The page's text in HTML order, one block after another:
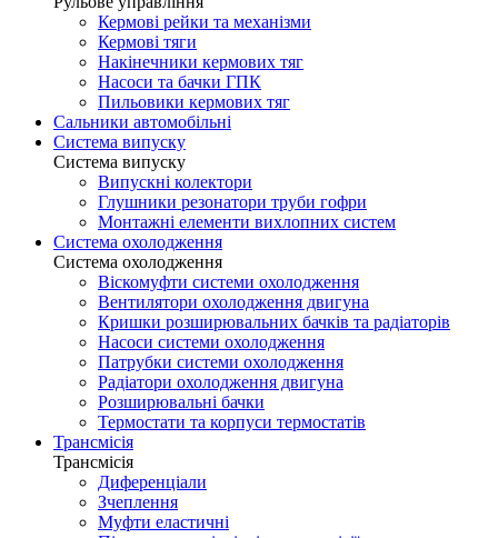
Кермові рейки та механізми
Кермові тяги
Накінечники кермових тяг
Насоси та бачки ГПК
Пильовики кермових тяг
Сальники автомобільні
Система випуску
Система випуску
Випускні колектори
Глушники резонатори труби гофри
Монтажні елементи вихлопних систем
Система охолодження
Система охолодження
Віскомуфти системи охолодження
Вентилятори охолодження двигуна
Кришки розширювальних бачків та радіаторів
Насоси системи охолодження
Патрубки системи охолодження
Радіатори охолодження двигуна
Розширювальні бачки
Термостати та корпуси термостатів
Трансмісія
Трансмісія
Диференціали
Зчеплення
Муфти еластичні